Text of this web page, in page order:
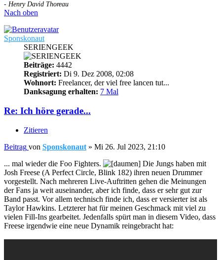
- Henry David Thoreau
Nach oben
Sponskonaut
SERIENGEEK
Beiträge: 4442
Registriert: Di 9. Dez 2008, 02:08
Wohnort: Freelancer, der viel free lancen tut...
Danksagung erhalten: 7 Mal
Re: Ich höre gerade...
Zitieren
Beitrag von Sponskonaut » Mi 26. Jul 2023, 21:10
... mal wieder die Foo Fighters.
Die Jungs haben mit
Josh Freese (A Perfect Circle, Blink 182) ihren neuen Drummer
vorgestellt. Nach mehreren Live-Auftritten gehen die Meinungen
der Fans ja weit auseinander, aber ich finde, dass er sehr gut zur
Band passt. Vor allem technisch finde ich, dass er versierter ist als
Taylor Hawkins. Letzterer hat für meinen Geschmack mit viel zu
vielen Fill-Ins gearbeitet. Jedenfalls spürt man in diesem Video, dass
Freese irgendwie eine neue Dynamik reingebracht hat: